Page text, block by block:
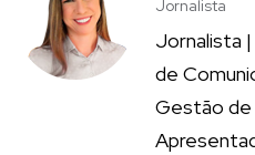
Jornalista
Jornalista
de
Gestão de